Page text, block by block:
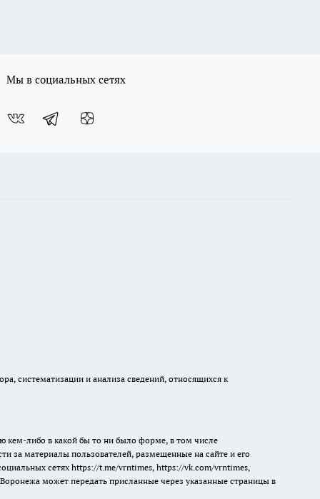
Мы в социальных сетях
систематизации и анализа сведений, относящихся к
кем-либо в какой бы то ни было форме, в том числе
за материалы пользователей, размещенные на сайте и его
сетях https://t.me/vrntimes, https://vk.com/vrntimes,
может передать присланные через указанные страницы в